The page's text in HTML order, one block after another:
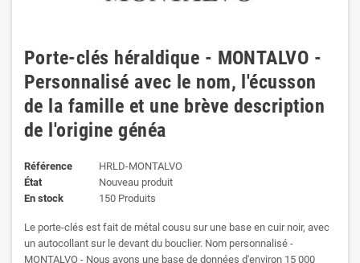
Porte-clés héraldique - MONTALVO -
Personnalisé avec le nom, l'écusson
de la famille et une brève description
de l'origine généa
Référence
HRLD-MONTALVO
État
Nouveau produit
En stock
150 Produits
Le porte-clés est fait de métal cousu sur une base en cuir noir, avec
un autocollant sur le devant du bouclier. Nom personnalisé -
MONTALVO - Nous avons une base de données d'environ 15 000